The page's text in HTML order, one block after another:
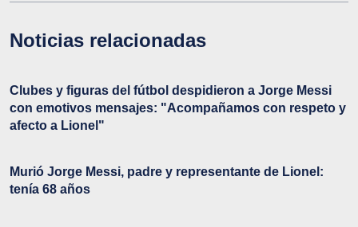
Noticias relacionadas
Clubes y figuras del fútbol despidieron a Jorge Messi
con emotivos mensajes: "Acompañamos con respeto y
afecto a Lionel"
Murió Jorge Messi, padre y representante de Lionel:
tenía 68 años